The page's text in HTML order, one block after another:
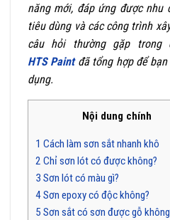
năng mới, đáp ứng được nhu
tiêu dùng và các công trình
câu hỏi thường gặp trong
HTS Paintđã tổng hợp để bạn
dụng.
Nội dung chính
1 Cách làm sơn sắt nhanh khô
2 Chỉ sơn lót có được không?
3 Sơn lót có màu gì?
4Sơn epoxy có độc không?
5 Sơn sắt có sơn được gỗ